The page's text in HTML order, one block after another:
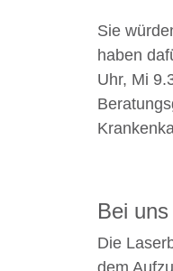
Sie
haben
Uhr, Mi
Bei
Die
dem